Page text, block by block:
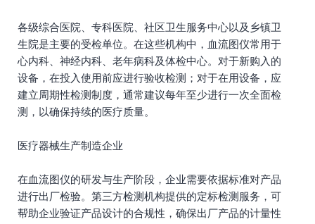
各级综合医院、专科医院、社区卫生服务中心以及乡镇卫
生院是主要的受检单位。在这些机构中，血流图仪常用于
心内科、神经内科、老年病科及体检中心。对于新购入的
设备，在投入使用前应进行验收检测；对于在用设备，应
建立周期性检测制度，通常建议每年至少进行一次全面检
测，以确保持续的医疗质量。
医疗器械生产制造企业
在血流图仪的研发与生产阶段，企业需要依据标准对产品
进行出厂检验。第三方检测机构提供的定标检测服务，可
帮助企业验证产品设计的合规性，确保出厂产品的计量性